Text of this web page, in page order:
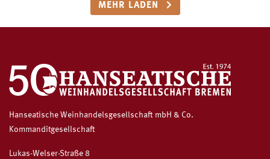
MEHR LADEN
Hanseatische Weinhandelsgesellschaft mbH & Co.
Kommanditgesellschaft
Lukas-Welser-Straße 8